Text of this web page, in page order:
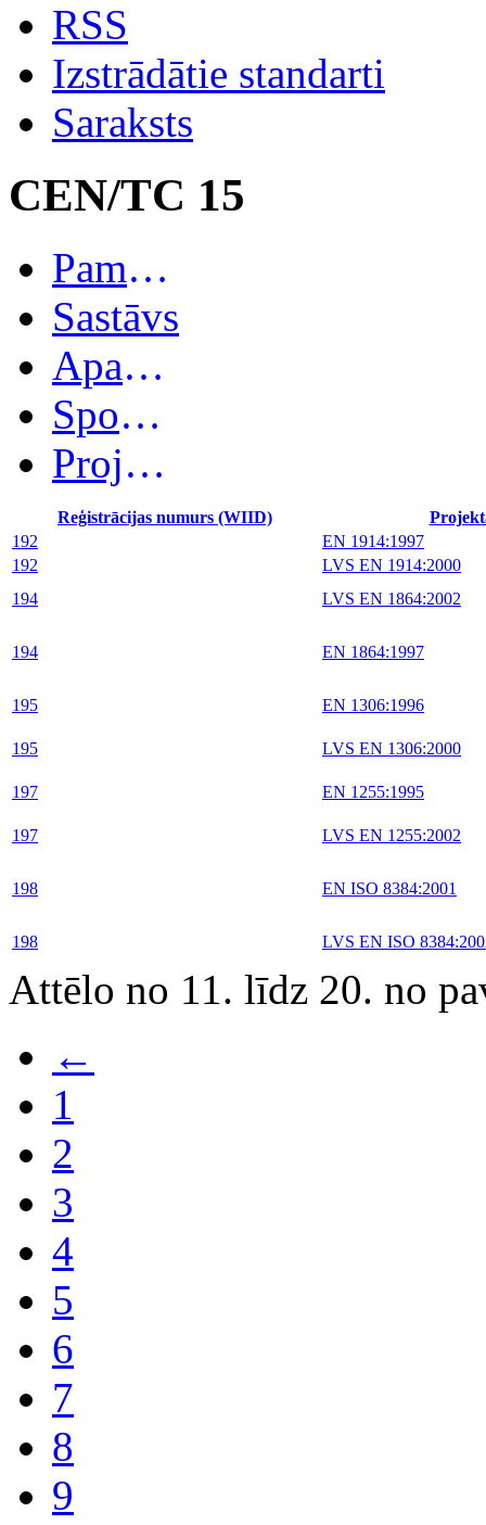
RSS
Izstrādātie standarti
Saraksts
CEN/TC 15
Pamatinformācija
Sastāvs
Apakškomitejas
Spoguļkomitejas
Projekti
Reģistrācijas numurs (WIID)
192
EN 1914:1997
192
LVS EN 1914:2000
194
LVS EN 1864:2002
194 EN 1864:1997
195 EN 1306:1996
195 LVS EN 1306:2000
197 EN 1255:1995
197 LVS EN 1255:2002
198 EN ISO 8384:2001
198 LVS EN ISO
Attēlo no 11. līdz 20. no
←
1
2
3
4
5
6
7
8
9